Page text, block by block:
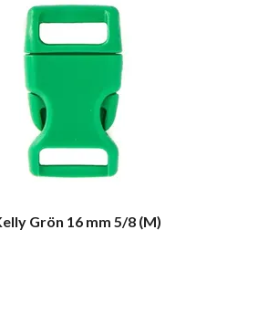
Grön 16 mm 5/8 (M)